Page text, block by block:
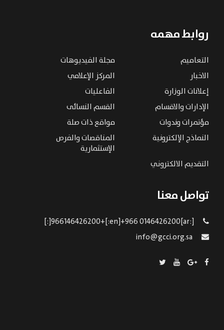
روابط مهمه
التعاميم
مجلة الفيديوهات
الاخبار
المركز الإعلامي
إعلانات الوزارة
الفاعليات
الإدارات والاقسام
القسم النسائى
مؤتمرات وندوات
مواقع ذات صلة
النماذج الإلكترونية
المناقصات والفرص
الإستثمارية
التقديم الالكتروني
تواصل معنا
[:ar]966146426200+[:en]+966 0146426200[:]